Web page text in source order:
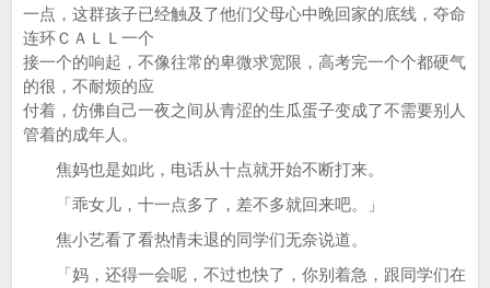
一点，这群孩子已经触及了他们父母心中晚回家的底线，夺命
连环ＣＡＬＬ一个
接一个的响起，不像往常的卑微求宽限，高考完一个个都硬气
的很，不耐烦的应
付着，仿佛自己一夜之间从青涩的生瓜蛋子变成了不需要别人
管着的成年人。
焦妈也是如此，电话从十点就开始不断打来。
「乖女儿，十一点多了，差不多就回来吧。」
焦小艺看了看热情未退的同学们无奈说道。
「妈，还得一会呢，不过也快了，你别着急，跟同学们在